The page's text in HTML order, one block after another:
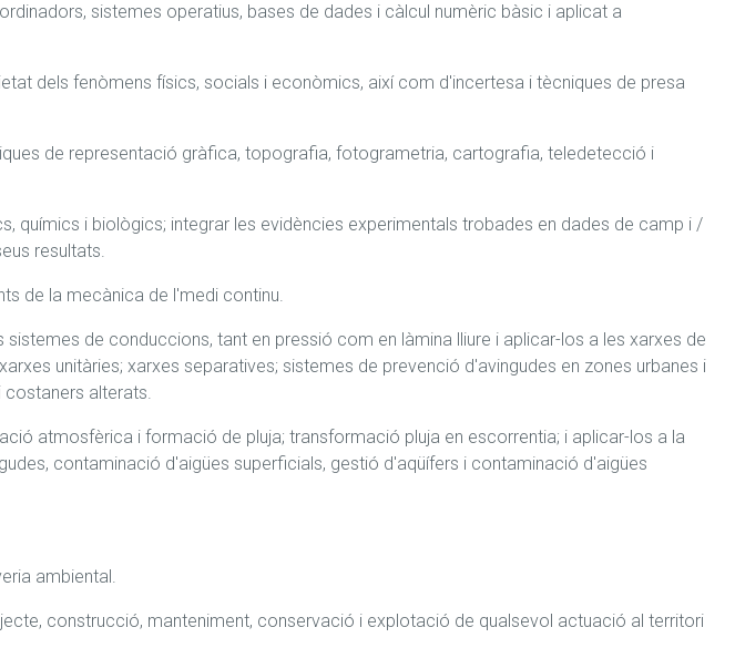
sistemes operatius, bases de dades i càlcul numèric bàsic i aplicat a
dels fenòmens físics, socials i econòmics, així com d'incertesa i tècniques de presa
de representació gràfica, topografia, fotogrametria, cartografia, teledetecció i
químics i biològics; integrar les evidències experimentals trobades en dades de camp i /
resultats.
de la mecànica de l'medi continu.
de conduccions, tant en pressió com en làmina lliure i aplicar-los a les xarxes de
unitàries; xarxes separatives; sistemes de prevenció d'avingudes en zones urbanes i
costaners alterats.
atmosfèrica i formació de pluja; transformació pluja en escorrentia; i aplicar-los a la
contaminació d'aigües superficials, gestió d'aqüífers i contaminació d'aigües
ambiental.
construcció, manteniment, conservació i explotació de qualsevol actuació al territori